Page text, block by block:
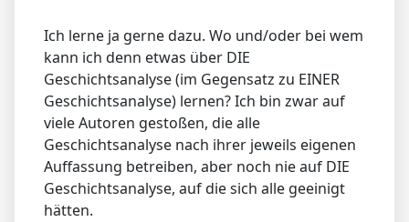
Ich lerne ja gerne dazu. Wo und/oder bei wem
kann ich denn etwas über DIE
Geschichtsanalyse (im Gegensatz zu EINER
Geschichtsanalyse) lernen? Ich bin zwar auf
viele Autoren gestoßen, die alle
Geschichtsanalyse nach ihrer jeweils eigenen
Auffassung betreiben, aber noch nie auf DIE
Geschichtsanalyse, auf die sich alle geeinigt
hätten.